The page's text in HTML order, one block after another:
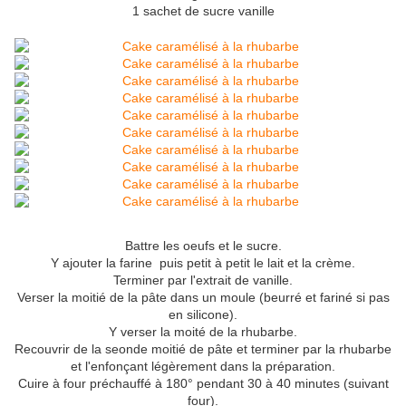
1 sachet de sucre vanille
Battre les oeufs et le sucre.
Y ajouter la farine puis petit à petit le lait et la crème.
Terminer par l'extrait de vanille.
Verser la moitié de la pâte dans un moule (beurré et fariné si pas
en silicone).
Y verser la moité de la rhubarbe.
Recouvrir de la seonde moitié de pâte et terminer par la rhubarbe
et l'enfonçant légèrement dans la préparation.
Cuire à four préchauffé à 180° pendant 30 à 40 minutes (suivant
four).